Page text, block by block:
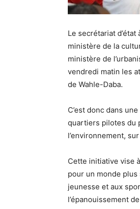
Le secrétariat
ministère de la
ministère de
vendredi matin les
de Wahle-Daba.
C’est donc dans
quartiers pilotes du
l’environnement,
Cette initiative vise
pour un monde plus
jeunesse et aux
l’épanouissement